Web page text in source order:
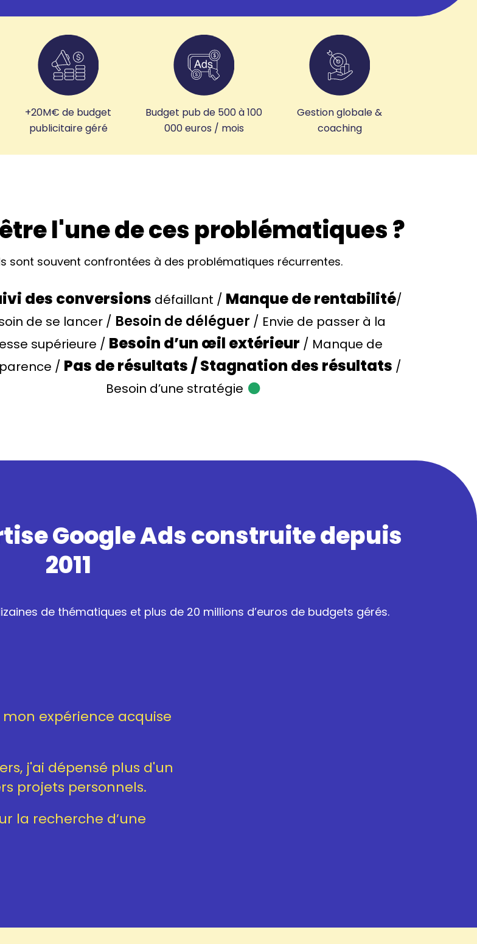
+20M€ de budget
publicitaire géré
Budget pub de 500 à 100
000 euros / mois
Gestion globale &
coaching
l'une de ces problématiques ?
sont souvent confrontées à des problématiques récurrentes.
des conversions défaillant / Manque de rentabilité/
de se lancer / Besoin de déléguer / Envie de passer à la
supérieure / Besoin d’un œil extérieur / Manque de
/ Pas de résultats / Stagnation des résultats /
Besoin d’une stratégie
Google Ads construite depuis
2011
de thématiques et plus de 20 millions d’euros de budgets gérés.
expérience acquise
j'ai dépensé plus d'un
projets personnels.
la recherche d’une